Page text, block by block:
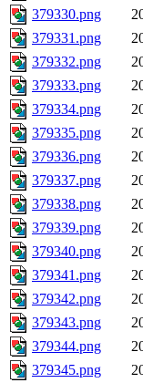
379330.png
379331.png
379332.png
379333.png
379334.png
379335.png
379336.png
379337.png
379338.png
379339.png
379340.png
379341.png
379342.png
379343.png
379344.png
379345.png